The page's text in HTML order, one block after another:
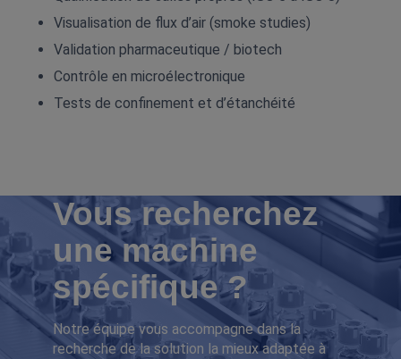
Visualisation de flux d’air (smoke studies)
Validation pharmaceutique / biotech
Contrôle en microélectronique
Tests de confinement et d’étanchéité
Vous recherchez
une machine
spécifique ?
Notre équipe vous accompagne dans la
recherche de la solution la mieux adaptée à